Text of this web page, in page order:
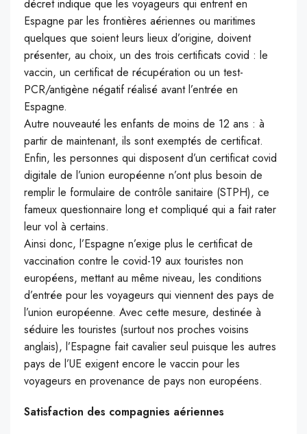
décret indique que les voyageurs qui entrent en
Espagne par les frontières aériennes ou maritimes
quelques que soient leurs lieux d’origine, doivent
présenter, au choix, un des trois certificats covid : le
vaccin, un certificat de récupération ou un test-
PCR/antigène négatif réalisé avant l’entrée en
Espagne.
Autre nouveauté les enfants de moins de 12 ans : à
partir de maintenant, ils sont exemptés de certificat.
Enfin, les personnes qui disposent d’un certificat covid
digitale de l’union européenne n’ont plus besoin de
remplir le formulaire de contrôle sanitaire (STPH), ce
fameux questionnaire long et compliqué qui a fait rater
leur vol à certains.
Ainsi donc, l’Espagne n’exige plus le certificat de
vaccination contre le covid-19 aux touristes non
européens, mettant au même niveau, les conditions
d’entrée pour les voyageurs qui viennent des pays de
l’union européenne. Avec cette mesure, destinée à
séduire les touristes (surtout nos proches voisins
anglais), l’Espagne fait cavalier seul puisque les autres
pays de l’UE exigent encore le vaccin pour les
voyageurs en provenance de pays non européens.
Satisfaction des compagnies aériennes